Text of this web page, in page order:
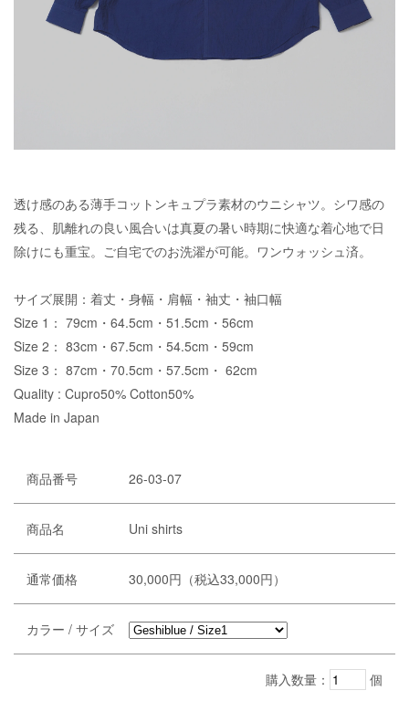
透け感のある薄手コットンキュプラ素材のウニシャツ。シワ感の
残る、肌離れの良い風合いは真夏の暑い時期に快適な着心地で日
除けにも重宝。ご自宅でのお洗濯が可能。ワンウォッシュ済。
サイズ展開：着丈・身幅・肩幅・袖丈・袖口幅
Size 1： 79cm・64.5cm・51.5cm・56cm
Size 2： 83cm・67.5cm・54.5cm・59cm
Size 3： 87cm・70.5cm・57.5cm・ 62cm
Quality : Cupro50% Cotton50%
Made in Japan
商品番号 26-03-07
商品名 Uni shirts
通常価格 30,000円（税込33,000円）
カラー / サイズ
購入数量： 個